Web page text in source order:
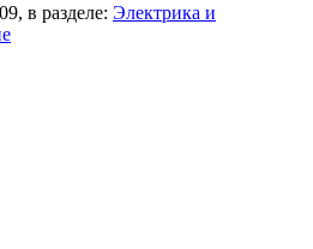
, в разделе: Электрика и